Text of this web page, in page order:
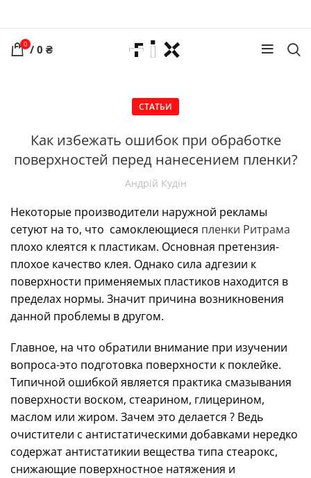
0 / 0 ₴
СТАТЬИ
Как избежать ошибок при обработке
поверхностей перед нанесением пленки?
Андрій Кудін
Некоторые производители наружной рекламы
сетуют на то, что самоклеющиеся пленки Ритрама
плохо клеятся к пластикам. Основная претензия-
плохое качество клея. Однако сила адгезии к
поверхности применяемых пластиков находится в
пределах нормы. Значит причина возникновения
данной проблемы в другом.
Главное, на что обратили внимание при изучении
вопроса-это подготовка поверхности к поклейке.
Типичной ошибкой является практика смазывания
поверхности воском, стеарином, глицерином,
маслом или жиром. Зачем это делается ? Ведь
очистители с антистатическими добавками нередко
содержат антистатикии вещества типа стеарокс,
снижающие поверхностное натяжения и